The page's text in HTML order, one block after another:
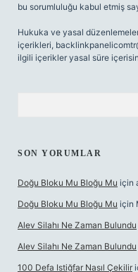
bu sorumluluğu kabul etmiş
Hukuka ve yasal
içerikleri,
ilgili içerikler yasal süre
SON YORUMLAR
Doğu Bloku Mu Bloğu Mu için
Doğu Bloku Mu Bloğu Mu için
Alev Silahı Ne Zaman Bulundu
Alev Silahı Ne Zaman Bulundu
100 Defa Istiğfar Nasıl Çekilir